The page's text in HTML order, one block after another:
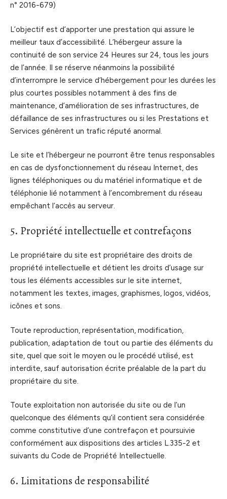
n° 2016-679)
L’objectif est d’apporter une prestation qui assure le
meilleur taux d’accessibilité. L’hébergeur assure la
continuité de son service 24 Heures sur 24, tous les jours
de l’année. Il se réserve néanmoins la possibilité
d’interrompre le service d’hébergement pour les durées les
plus courtes possibles notamment à des fins de
maintenance, d’amélioration de ses infrastructures, de
défaillance de ses infrastructures ou si les Prestations et
Services génèrent un trafic réputé anormal.
Le site et l’hébergeur ne pourront être tenus responsables
en cas de dysfonctionnement du réseau Internet, des
lignes téléphoniques ou du matériel informatique et de
téléphonie lié notamment à l’encombrement du réseau
empêchant l’accès au serveur.
5. Propriété intellectuelle et contrefaçons
Le propriétaire du site est propriétaire des droits de
propriété intellectuelle et détient les droits d’usage sur
tous les éléments accessibles sur le site internet,
notamment les textes, images, graphismes, logos, vidéos,
icônes et sons.
Toute reproduction, représentation, modification,
publication, adaptation de tout ou partie des éléments du
site, quel que soit le moyen ou le procédé utilisé, est
interdite, sauf autorisation écrite préalable de la part du
propriétaire du site.
Toute exploitation non autorisée du site ou de l’un
quelconque des éléments qu’il contient sera considérée
comme constitutive d’une contrefaçon et poursuivie
conformément aux dispositions des articles L.335-2 et
suivants du Code de Propriété Intellectuelle.
6. Limitations de responsabilité